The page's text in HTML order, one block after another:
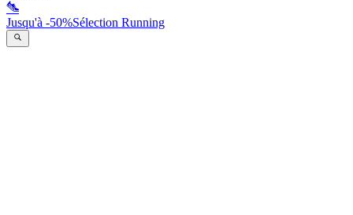
Jusqu'à -50%Sélection Running